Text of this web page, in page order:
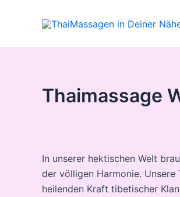
Thaimassage
In unserer hektischen Welt
der völligen Harmonie.
heilenden Kraft tibetischer